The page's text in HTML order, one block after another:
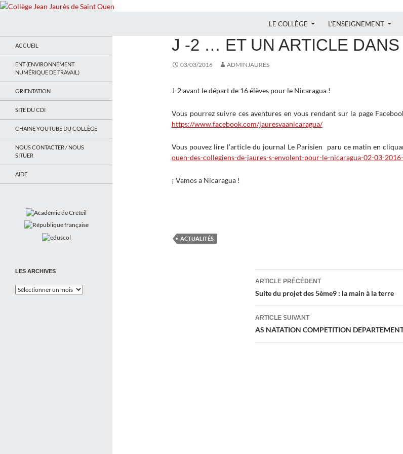
LE COLLÈGE L’ENSEIGNEMENT
J -2 … ET UN ARTICLE DANS
03/03/2016 ADMINJAURES
J-2 avant le départ de 16 élèves pour le Nicaragua !
Vous pourrez suivre ces aventures en vous rendant sur la page
https://www.facebook.com/jauresvaanicaragua/
Vous pouvez lire l’article du journal Le Parisien paru ce matin en
ouen-des-collegiens-de-jaures-s-envolent-pour-le-nicaragua-02-03-
¡ Vamos a Nicaragua !
ACTUALITÉS
Navigation
des
articles
ARTICLE PRÉCÉDENT
Suite du projet des 5ème9 : la main à la terre
ARTICLE SUIVANT
AS NATATION COMPETITION
ACCUEIL
ENT (ENVIRONNEMENT
NUMÉRIQUE DE TRAVAIL)
ORIENTATION
SITE DU CDI
CHAINE YOUTUBE DU COLLÈGE
NOUS CONTACTER / NOUS
SITUER
AIDE
LES ARCHIVES
Les